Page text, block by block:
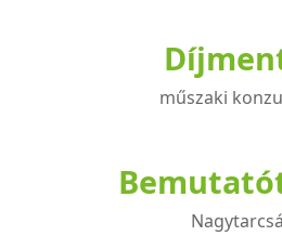
műszaki